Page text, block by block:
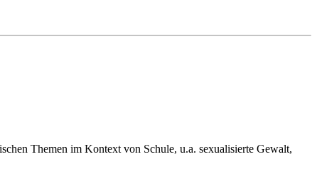
Themen im Kontext von Schule, u.a. sexualisierte Gewalt,